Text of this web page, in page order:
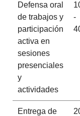
Defensa oral
de trabajos y
participación
activa en
sesiones
presenciales
y
actividades
-
Entrega de